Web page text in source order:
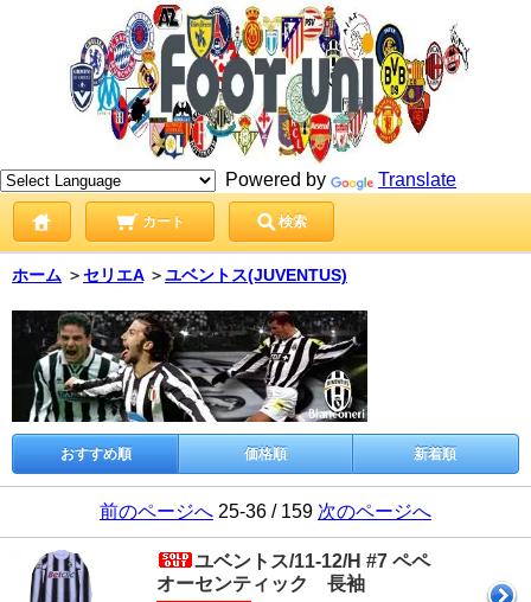
Powered by Translate
カート 検索
ホーム ＞セリエA ＞ユベントス(JUVENTUS)
おすすめ順 価格順 新着順
前のページへ 25-36 / 159 次のページへ
ユベントス/11-12/H #7 ペペ
オーセンティック 長袖